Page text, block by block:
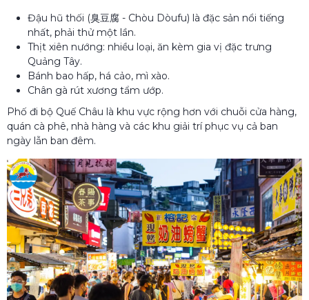
Đậu hũ thối (臭豆腐 - Chòu Dòufu) là đặc sản nổi tiếng
nhất, phải thử một lần.
Thịt xiên nướng: nhiều loại, ăn kèm gia vị đặc trưng
Quảng Tây.
Bánh bao hấp, há cảo, mì xào.
Chân gà rút xương tẩm ướp.
Phố đi bộ Quế Châu là khu vực rộng hơn với chuỗi cửa hàng,
quán cà phê, nhà hàng và các khu giải trí phục vụ cả ban
ngày lẫn ban đêm.